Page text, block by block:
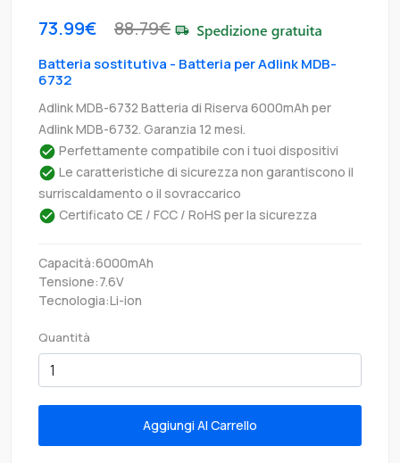
73.99€ 88.79€
Batteria sostitutiva - Batteria per Adlink MDB-
6732
Adlink MDB-6732 Batteria di Riserva 6000mAh per
Adlink MDB-6732. Garanzia 12 mesi.
Perfettamente compatibile con i tuoi dispositivi
Le caratteristiche di sicurezza non garantiscono il
surriscaldamento o il sovraccarico
Certificato CE / FCC / RoHS per la sicurezza
Capacità:6000mAh
Tensione:7.6V
Tecnologia:Li-ion
Quantità
Aggiungi Al Carrello